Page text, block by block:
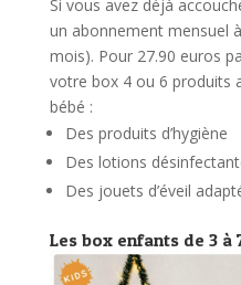
Si vous avez déjà
un abonnement mensuel
mois). Pour 27.90 euros
votre box 4 ou 6 produits
bébé :
Des produits d’hygiène
Des lotions
Des jouets d’éveil
Les box enfants de 3 à